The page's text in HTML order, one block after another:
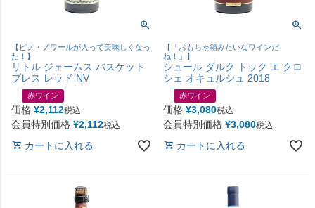
【ピノ・ノワールが入って美味しくなっ
た！】
リトル ジェームス バスケット
プレス レッド NV
赤ワイン
価格 ¥2,112税込
会員特別価格 ¥2,112税込
カートに入れる
【「おもちゃ箱みたいなワインだ
ね！」】
シュール ダルク トック エ クロ
シェ オキュルシュ 2018
赤ワイン
価格 ¥3,080税込
会員特別価格 ¥3,080税込
カートに入れる